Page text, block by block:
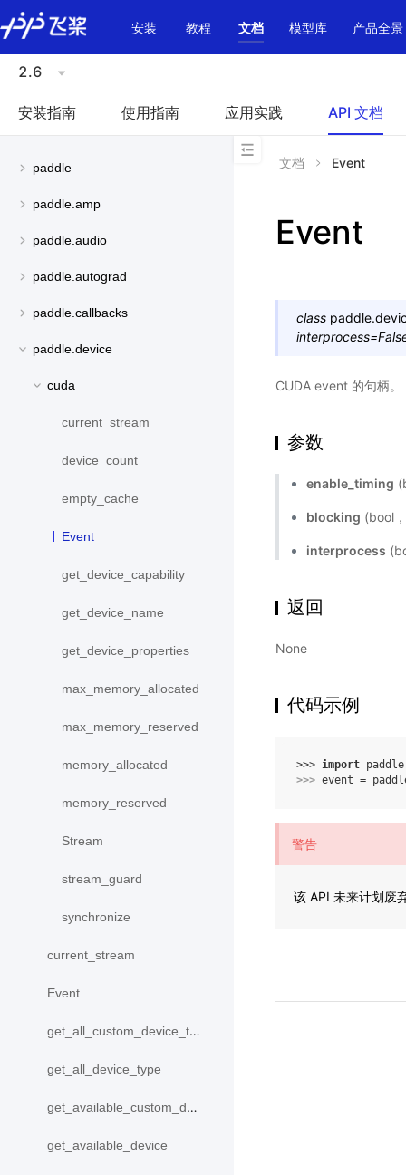
\u200E
安装
教程 文档 模型库 产品全景
2.6
安装指南 使用指南 应用实践 API 文档
paddle
paddle.amp
paddle.audio
paddle.autograd
paddle.callbacks
paddle.device
cuda
current_stream
device_count
empty_cache
Event
get_device_capability
get_device_name
get_device_properties
max_memory_allocated
max_memory_reserved
memory_allocated
memory_reserved
Stream
stream_guard
synchronize
current_stream
Event
get_all_custom_device_type
get_all_device_type
get_available_custom_device
get_available_device
文档 Event
Event
class
interprocess=
CUDA event 的句柄。
参数
enable_timing
blocking (bool
interprocess
返回
None
代码示例
>>> import paddle
>>> event =
警告
该 API 未来计划废